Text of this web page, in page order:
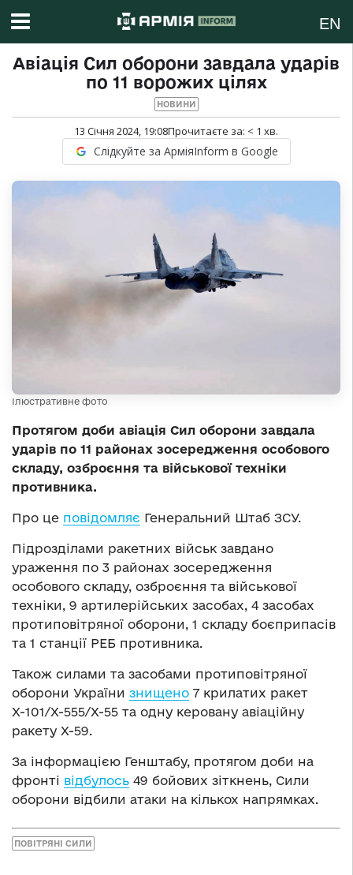
EN
Авіація Сил оборони завдала ударів
по 11 ворожих цілях
НОВИНИ
13 Січня 2024, 19:08Прочитаєте за: < 1 хв.
Слідкуйте за АрміяInform в Google
Ілюстративне фото
Протягом доби авіація Сил оборони завдала
ударів по 11 районах зосередження особового
складу, озброєння та військової техніки
противника.
Про це повідомляє Генеральний Штаб ЗСУ.
Підрозділами ракетних військ завдано
ураження по 3 районах зосередження
особового складу, озброєння та військової
техніки, 9 артилерійських засобах, 4 засобах
протиповітряної оборони, 1 складу боєприпасів
та 1 станції РЕБ противника.
Також силами та засобами протиповітряної
оборони України знищено 7 крилатих ракет
Х-101/Х-555/Х-55 та одну керовану авіаційну
ракету Х-59.
За інформацією Генштабу, протягом доби на
фронті відбулось 49 бойових зіткнень, Сили
оборони відбили атаки на кількох напрямках.
ПОВІТРЯНІ СИЛИ